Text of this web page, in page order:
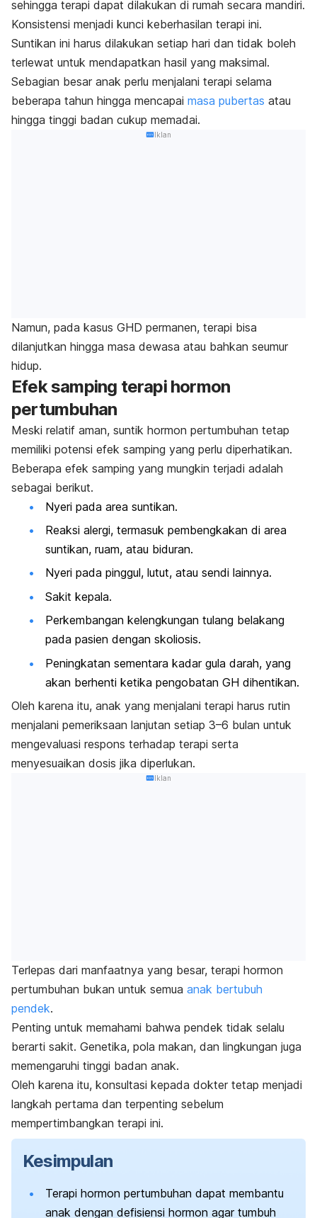
sehingga terapi dapat dilakukan di rumah secara mandiri.
Konsistensi menjadi kunci keberhasilan terapi ini.
Suntikan ini harus dilakukan setiap hari dan tidak boleh
terlewat untuk mendapatkan hasil yang maksimal.
Sebagian besar anak perlu menjalani terapi selama
beberapa tahun hingga mencapai masa pubertas atau
hingga tinggi badan cukup memadai.
Iklan
Namun, pada kasus GHD permanen, terapi bisa
dilanjutkan hingga masa dewasa atau bahkan seumur
hidup.
Efek samping terapi hormon
pertumbuhan
Meski relatif aman, suntik hormon pertumbuhan tetap
memiliki potensi efek samping yang perlu diperhatikan.
Beberapa efek samping yang mungkin terjadi adalah
sebagai berikut.
Nyeri pada area suntikan.
Reaksi alergi, termasuk pembengkakan di area
suntikan, ruam, atau biduran.
Nyeri pada pinggul, lutut, atau sendi lainnya.
Sakit kepala.
Perkembangan kelengkungan tulang belakang
pada pasien dengan skoliosis.
Peningkatan sementara kadar gula darah, yang
akan berhenti ketika pengobatan GH dihentikan.
Oleh karena itu, anak yang menjalani terapi harus rutin
menjalani pemeriksaan lanjutan setiap 3–6 bulan untuk
mengevaluasi respons terhadap terapi serta
menyesuaikan dosis jika diperlukan.
Iklan
Terlepas dari manfaatnya yang besar, terapi hormon
pertumbuhan bukan untuk semua anak bertubuh
pendek.
Penting untuk memahami bahwa pendek tidak selalu
berarti sakit. Genetika, pola makan, dan lingkungan juga
memengaruhi tinggi badan anak.
Oleh karena itu, konsultasi kepada dokter tetap menjadi
langkah pertama dan terpenting sebelum
mempertimbangkan terapi ini.
Kesimpulan
Terapi hormon pertumbuhan dapat membantu
anak dengan defisiensi hormon agar tumbuh